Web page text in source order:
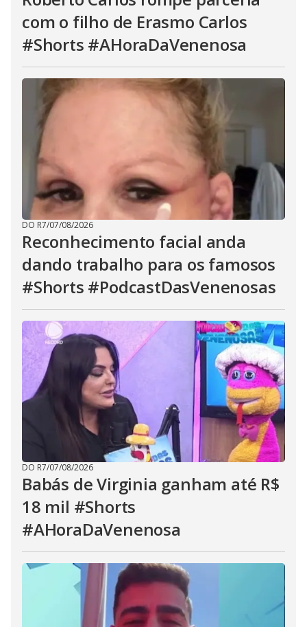
com o filho de Erasmo Carlos
#Shorts #AHoraDaVenenosa
DO R7/07/08/2026
Reconhecimento facial anda
dando trabalho para os famosos
#Shorts #PodcastDasVenenosas
DO R7/07/08/2026
Babás de Virginia ganham até R$
18 mil #Shorts
#AHoraDaVenenosa